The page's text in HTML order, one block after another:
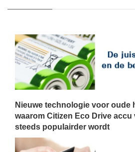
Nieuwe technologie voor oude
waarom Citizen Eco Drive accu
steeds populairder wordt